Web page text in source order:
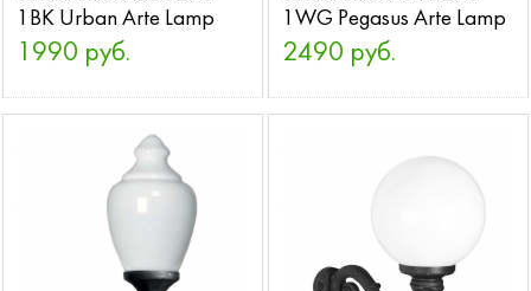
1BK Urban Arte Lamp
1990 руб.
1WG Pegasus Arte Lamp
2490 руб.